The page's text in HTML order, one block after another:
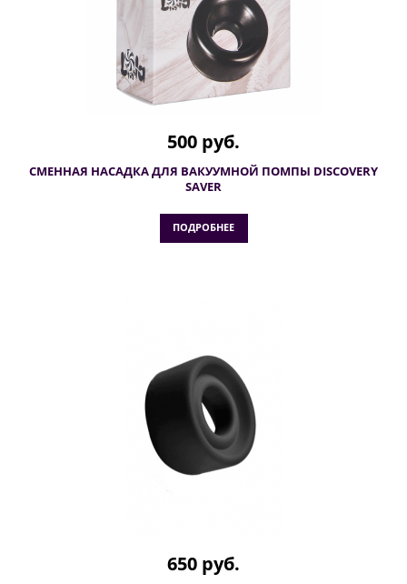
500 руб.
СМЕННАЯ НАСАДКА ДЛЯ ВАКУУМНОЙ ПОМПЫ DISCOVERY
SAVER
ПОДРОБНЕЕ
650 руб.